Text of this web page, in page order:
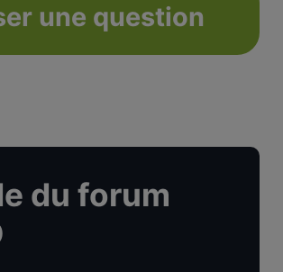
une question
du forum